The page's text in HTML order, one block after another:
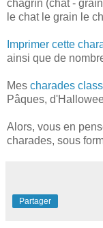
chagrin (chat -
le chat le grain le
Imprimer cette
ainsi que de
Mes charades
Pâques,
Alors, vous en
charades, sous
Partager